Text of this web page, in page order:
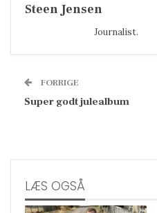
Steen Jensen
Journalist.
FORRIGE
Super godt julealbum
LÆS OGSÅ